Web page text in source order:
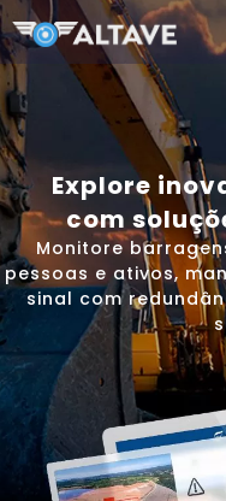
Explore
com
Monitore
pessoas e ativos,
sinal com